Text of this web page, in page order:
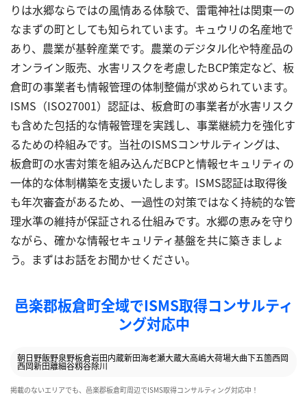
りは水郷ならではの風情ある体験で、雷電神社は関東一の
なまずの町としても知られています。キュウリの名産地で
あり、農業が基幹産業です。農業のデジタル化や特産品の
オンライン販売、水害リスクを考慮したBCP策定など、板
倉町の事業者も情報管理の体制整備が求められています。
ISMS（ISO27001）認証は、板倉町の事業者が水害リスク
も含めた包括的な情報管理を実践し、事業継続力を強化す
るための枠組みです。当社のISMSコンサルティングは、
板倉町の水害対策を組み込んだBCPと情報セキュリティの
一体的な体制構築を支援いたします。ISMS認証は取得後
も年次審査があるため、一過性の対策ではなく持続的な管
理水準の維持が保証される仕組みです。水郷の恵みを守り
ながら、確かな情報セキュリティ基盤を共に築きましょ
う。まずはお話をお聞かせください。
邑楽郡板倉町全域でISMS取得コンサルティ
ング対応中
朝日野飯野泉野板倉岩田内蔵新田海老瀬大蔵大高嶋大荷場大曲下五箇西岡
西岡新田離細谷籾谷除川
掲載のないエリアでも、邑楽郡板倉町周辺でISMS取得コンサルティング対応中！